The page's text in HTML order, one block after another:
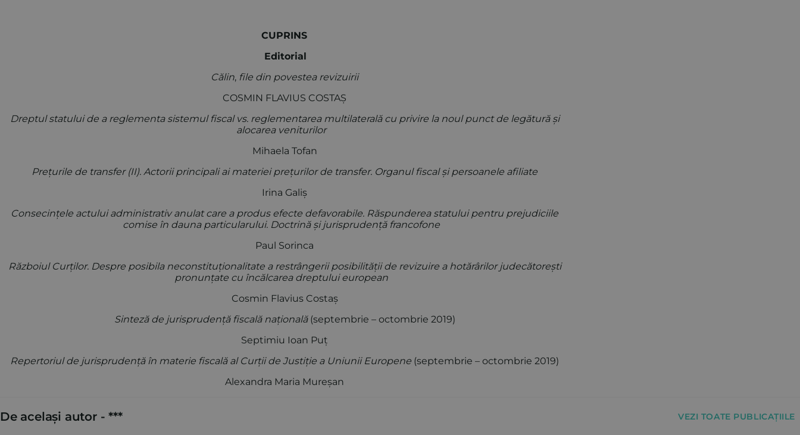
CUPRINS
Editorial
Călin, file din povestea revizuirii
COSMIN FLAVIUS COSTAȘ
Dreptul statului de a reglementa sistemul fiscal vs. reglementarea multilaterală cu privire la noul punct de legătură și
alocarea veniturilor
Mihaela Tofan
Prețurile de transfer (II). Actorii principali ai materiei prețurilor de transfer. Organul fiscal și persoanele afiliate
Irina Galiș
Consecințele actului administrativ anulat care a produs efecte defavorabile. Răspunderea statului pentru prejudiciile
comise în dauna particularului. Doctrină și jurisprudență francofone
Paul Sorinca
Războiul Curților. Despre posibila neconstituționalitate a restrângerii posibilității de revizuire a hotărârilor judecătorești
pronunțate cu încălcarea dreptului european
Cosmin Flavius Costaș
Sinteză de jurisprudență fiscală națională (septembrie – octombrie 2019)
Septimiu Ioan Puț
Repertoriul de jurisprudență în materie fiscală al Curții de Justiție a Uniunii Europene (septembrie – octombrie 2019)
Alexandra Maria Mureșan
De același autor - *** VEZI TOATE PUBLICAȚIILE